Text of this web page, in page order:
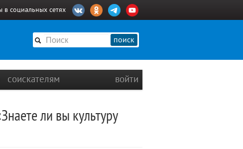
в социальных сетях
поиск
соискателям войти
ли вы культуру